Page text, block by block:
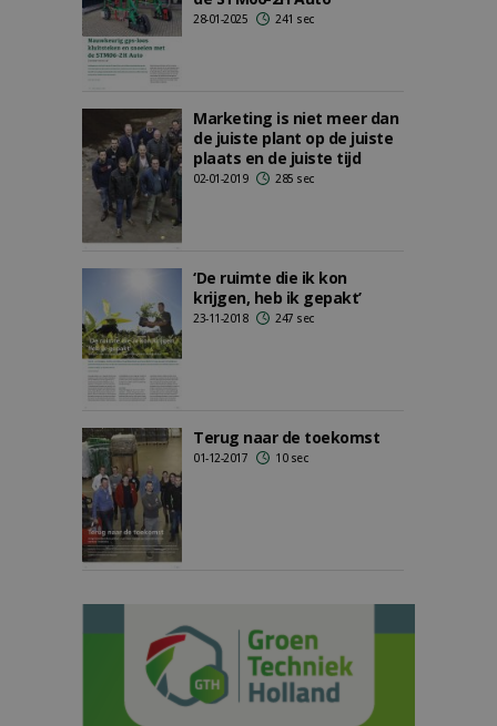
28-01-2025 241 sec
Marketing is niet meer dan
de juiste plant op de juiste
plaats en de juiste tijd
02-01-2019 285 sec
‘De ruimte die ik kon
krijgen, heb ik gepakt’
23-11-2018 247 sec
Terug naar de toekomst
01-12-2017 10 sec